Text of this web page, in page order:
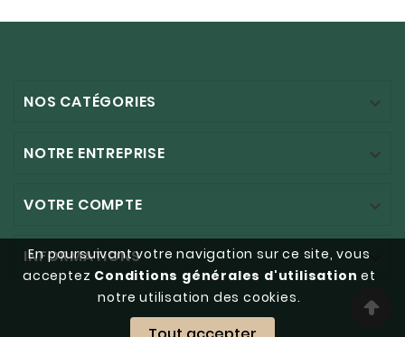
En poursuivant votre navigation sur ce site, vous
acceptez Conditions générales d'utilisationet
notre utilisation des cookies.
NOS CATÉGORIES 
NOTRE ENTREPRISE 
VOTRE COMPTE 
INFORMATIONS 